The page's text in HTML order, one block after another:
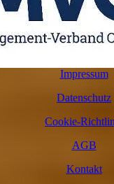
Impressum
Datenschutz
Cookie-
AGB
Kontakt